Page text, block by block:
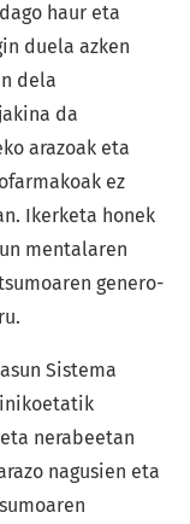
haur eta
duela azken
dela
da
arazoak eta
ez
Ikerketa honek
mentalaren
genero-
Sistema
nerabeetan
nagusien eta